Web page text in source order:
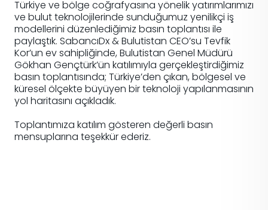
Türkiye ve bölge coğrafyasına yönelik yatırımlarımızı
ve bulut teknolojilerinde sunduğumuz yenilikçi iş
modellerini düzenlediğimiz basın toplantısı ile
paylaştık. SabancıDx & Bulutistan CEO’su Tevfik
Kor’un ev sahipliğinde, Bulutistan Genel Müdürü
Gökhan Gençtürk’ün katılımıyla gerçekleştirdiğimiz
basın toplantısında; Türkiye’den çıkan, bölgesel ve
küresel ölçekte büyüyen bir teknoloji yapılanmasının
yol haritasını açıkladık.
Toplantımıza katılım gösteren değerli basın
mensuplarına teşekkür ederiz.